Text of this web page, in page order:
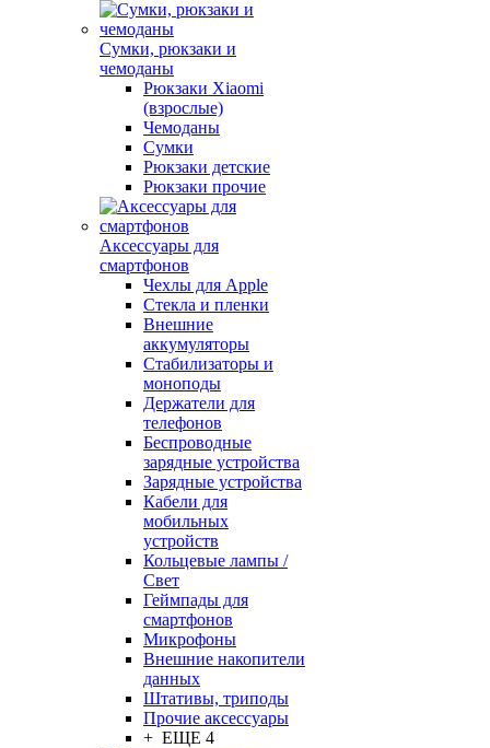
Сумки, рюкзаки и
чемоданы
Рюкзаки Xiaomi
(взрослые)
Чемоданы
Сумки
Рюкзаки детские
Рюкзаки прочие
Аксессуары для
смартфонов
Чехлы для Apple
Стекла и пленки
Внешние
аккумуляторы
Стабилизаторы и
моноподы
Держатели для
телефонов
Беспроводные
зарядные устройства
Зарядные устройства
Кабели для
мобильных
устройств
Кольцевые лампы /
Свет
Геймпады для
смартфонов
Микрофоны
Внешние накопители
данных
Штативы, триподы
Прочие аксессуары
+ ЕЩЕ 4